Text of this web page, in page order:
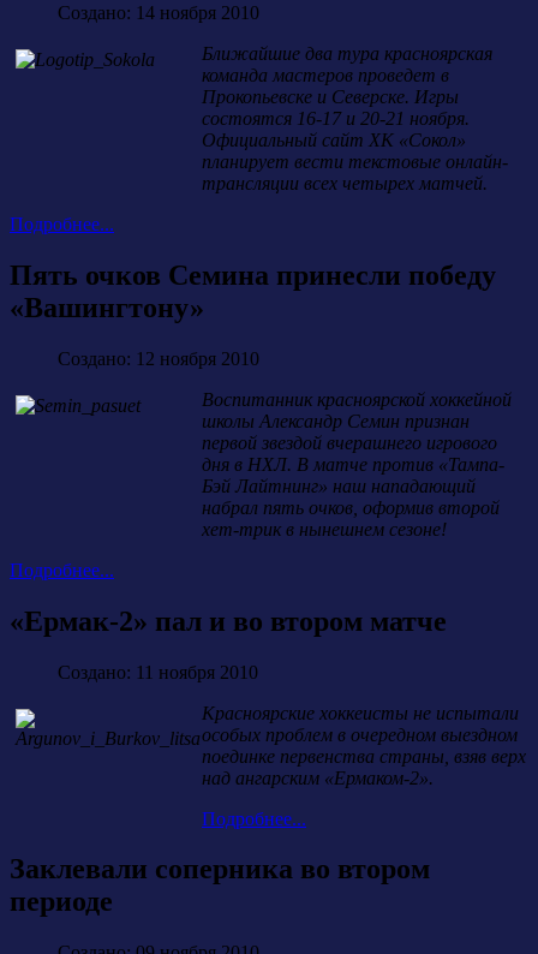
Создано: 14 ноября 2010
Ближайшие два тура красноярская
команда мастеров проведет в
Прокопьевске и Северске. Игры
состоятся 16-17 и 20-21 ноября.
Официальный сайт ХК «Сокол»
планирует вести текстовые онлайн-
трансляции всех четырех матчей.
Подробнее...
Пять очков Семина принесли победу
«Вашингтону»
Создано: 12 ноября 2010
Воспитанник красноярской хоккейной
школы Александр Семин признан
первой звездой вчерашнего игрового
дня в НХЛ. В матче против «Тампа-
Бэй Лайтнинг» наш нападающий
набрал пять очков, оформив второй
хет-трик в нынешнем сезоне!
Подробнее...
«Ермак-2» пал и во втором матче
Создано: 11 ноября 2010
Красноярские хоккеисты не испытали
особых проблем в очередном выездном
поединке первенства страны, взяв верх
над ангарским «Ермаком-2».
Подробнее...
Заклевали соперника во втором
периоде